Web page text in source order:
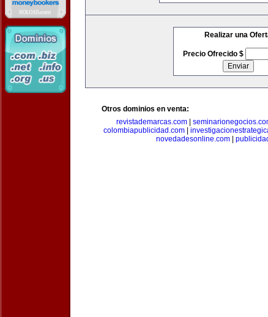
Realizar una
Precio Ofrecido $
Otros dominios en venta:
revistademarcas.com
colombiapublicidad.com
novedadesonline.com|